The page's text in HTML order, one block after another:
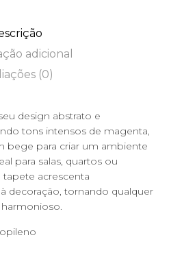
adicional
(0)
design abstrato e
tons intensos de magenta,
bege para criar um ambiente
para salas, quartos ou
acrescenta
decoração, tornando qualquer